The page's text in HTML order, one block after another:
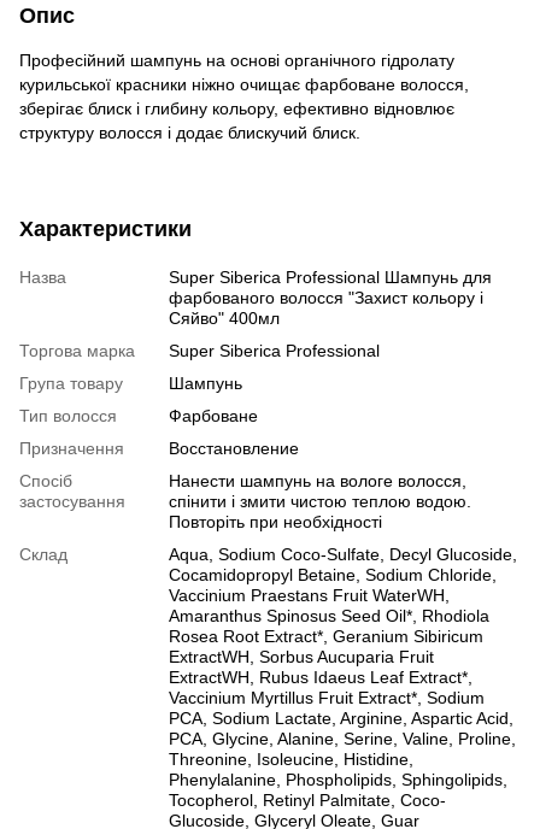
Опис
Професійний шампунь на основі органічного гідролату
курильської красники ніжно очищає фарбоване волосся,
зберігає блиск і глибину кольору, ефективно відновлює
структуру волосся і додає блискучий блиск.
Характеристики
Назва
Super Siberica Professional Шампунь для
фарбованого волосся "Захист кольору і
Сяйво" 400мл
Торгова марка
Super Siberica Professional
Група товару
Шампунь
Тип волосся
Фарбоване
Призначення
Восстановление
Спосіб
застосування
Нанести шампунь на вологе волосся,
спінити і змити чистою теплою водою.
Повторіть при необхідності
Склад
Aqua, Sodium Coco-Sulfate, Decyl Glucoside,
Cocamidopropyl Betaine, Sodium Chloride,
Vaccinium Praestans Fruit WaterWH,
Amaranthus Spinosus Seed Oil*, Rhodiola
Rosea Root Extract*, Geranium Sibiricum
ExtractWH, Sorbus Aucuparia Fruit
ExtractWH, Rubus Idaeus Leaf Extract*,
Vaccinium Myrtillus Fruit Extract*, Sodium
PCA, Sodium Lactate, Arginine, Aspartic Acid,
PCA, Glycine, Alanine, Serine, Valine, Proline,
Threonine, Isoleucine, Histidine,
Phenylalanine, Phospholipids, Sphingolipids,
Tocopherol, Retinyl Palmitate, Coco-
Glucoside, Glyceryl Oleate, Guar